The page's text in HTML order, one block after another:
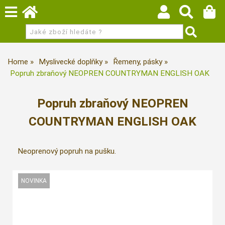
Home Myslivecké doplňky
Řemeny, pásky
Popruh zbraňový NEOPREN COUNTRYMAN ENGLISH OAK
Popruh zbraňový NEOPREN
COUNTRYMAN ENGLISH OAK
Neoprenový popruh na pušku.